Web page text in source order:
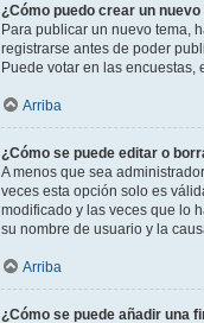
¿Cómo puedo crear un
Para publicar un nuevo tema,
registrarse antes de poder
Puede votar en las encuestas,
Arriba
¿Cómo se puede editar o
A menos que sea
veces esta opción solo es
modificado y las veces que lo
su nombre de usuario y la
Arriba
¿Cómo se puede añadir una